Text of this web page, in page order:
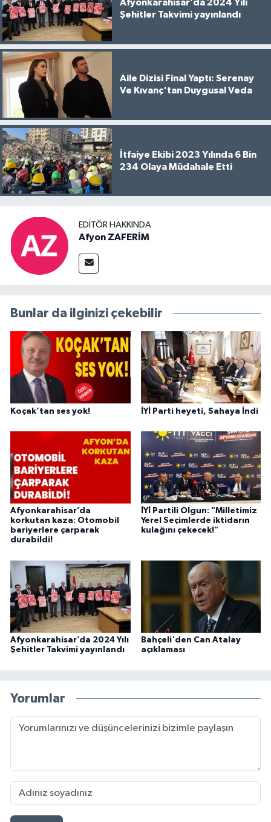
Afyonkarahisar’da 2024 Yılı
Şehitler Takvimi yayınlandı
Aile Dizisi Final Yaptı: Serenay
Ve Kıvanç'tan Duygusal Veda
İtfaiye Ekibi 2023 Yılında 6 Bin
234 Olaya Müdahale Etti
EDITÖR HAKKINDA
Afyon ZAFERİM
Bunlar da ilginizi çekebilir
Koçak’tan ses yok! İYİ Parti heyeti, Sahaya İndi
Afyonkarahisar’da
korkutan kaza: Otomobil
bariyerlere çarparak
durabildi!
İYİ Partili Olgun: "Milletimiz
Yerel Seçimlerde iktidarın
kulağını çekecek!"
Afyonkarahisar’da 2024 Yılı
Şehitler Takvimi yayınlandı
Bahçeli'den Can Atalay
açıklaması
Yorumlar